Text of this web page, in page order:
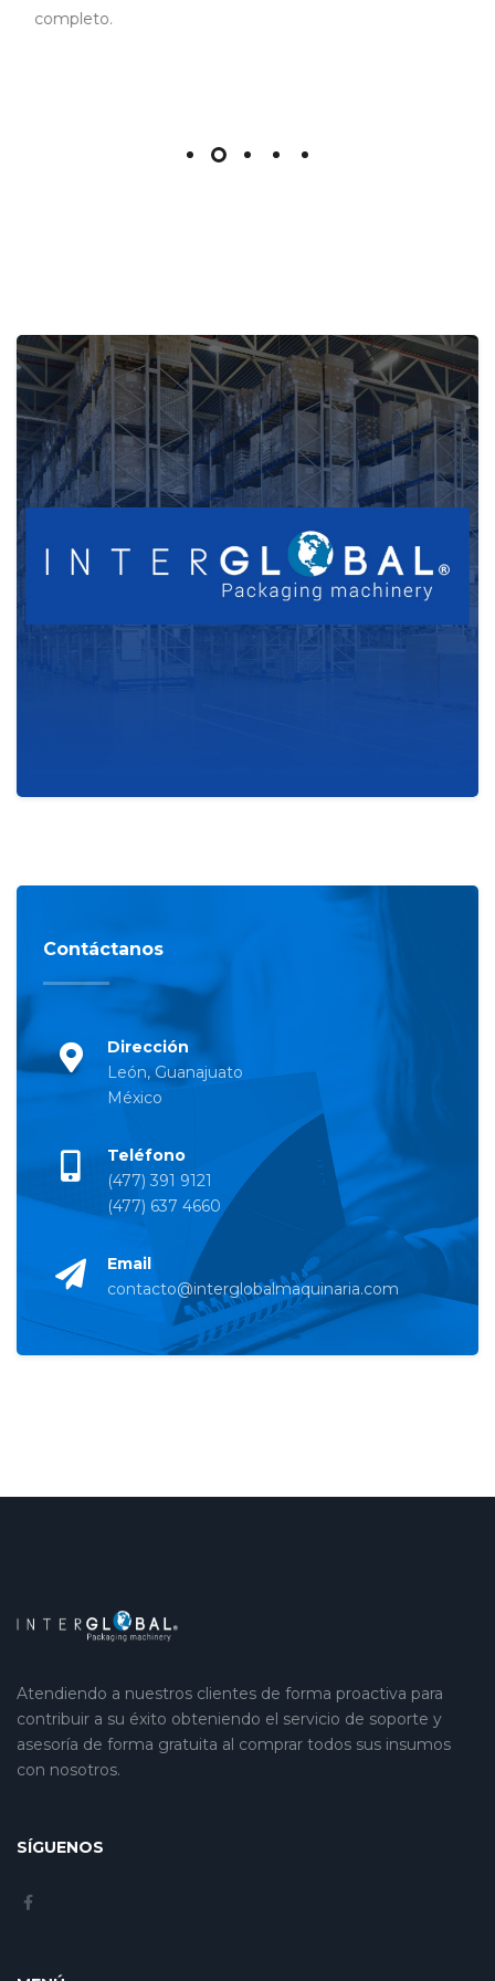
completo.
Contáctanos
Dirección
León, Guanajuato
México
Teléfono
(477) 391 9121
(477) 637 4660
Email
contacto@interglobalmaquinaria.com
Atendiendo a nuestros clientes de forma proactiva para
contribuir a su éxito obteniendo el servicio de soporte y
asesoría de forma gratuita al comprar todos sus insumos
con nosotros.
SÍGUENOS